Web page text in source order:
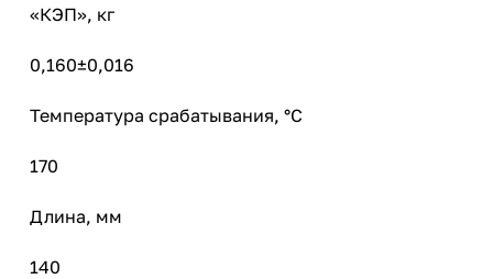
«КЭП», кг
0,160±0,016
Температура срабатывания, °C
170
Длина, мм
140